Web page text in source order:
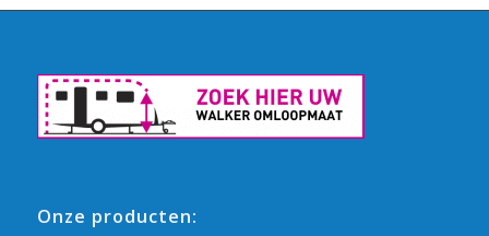
Onze producten: